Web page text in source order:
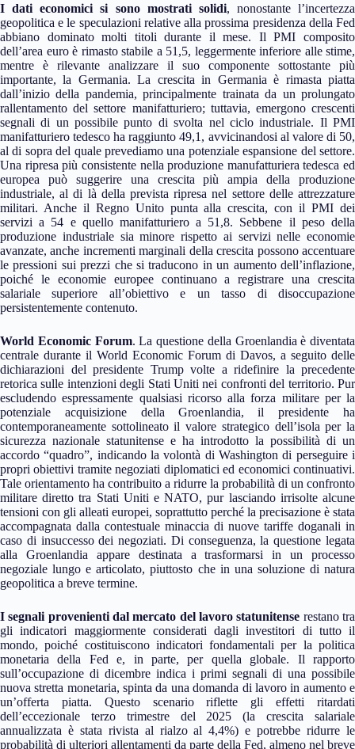
I dati economici si sono mostrati solidi, nonostante l’incertezza
geopolitica e le speculazioni relative alla prossima presidenza della Fed
abbiano dominato molti titoli durante il mese. Il PMI composito
dell’area euro è rimasto stabile a 51,5, leggermente inferiore alle stime,
mentre è rilevante analizzare il suo componente sottostante più
importante, la Germania. La crescita in Germania è rimasta piatta
dall’inizio della pandemia, principalmente trainata da un prolungato
rallentamento del settore manifatturiero; tuttavia, emergono crescenti
segnali di un possibile punto di svolta nel ciclo industriale. Il PMI
manifatturiero tedesco ha raggiunto 49,1, avvicinandosi al valore di 50,
al di sopra del quale prevediamo una potenziale espansione del settore.
Una ripresa più consistente nella produzione manufatturiera tedesca ed
europea può suggerire una crescita più ampia della produzione
industriale, al di là della prevista ripresa nel settore delle attrezzature
militari. Anche il Regno Unito punta alla crescita, con il PMI dei
servizi a 54 e quello manifatturiero a 51,8. Sebbene il peso della
produzione industriale sia minore rispetto ai servizi nelle economie
avanzate, anche incrementi marginali della crescita possono accentuare
le pressioni sui prezzi che si traducono in un aumento dell’inflazione,
poiché le economie europee continuano a registrare una crescita
salariale superiore all’obiettivo e un tasso di disoccupazione
persistentemente contenuto.
World Economic Forum. La questione della Groenlandia è diventata
centrale durante il World Economic Forum di Davos, a seguito delle
dichiarazioni del presidente Trump volte a ridefinire la precedente
retorica sulle intenzioni degli Stati Uniti nei confronti del territorio. Pur
escludendo espressamente qualsiasi ricorso alla forza militare per la
potenziale acquisizione della Groenlandia, il presidente ha
contemporaneamente sottolineato il valore strategico dell’isola per la
sicurezza nazionale statunitense e ha introdotto la possibilità di un
accordo “quadro”, indicando la volontà di Washington di perseguire i
propri obiettivi tramite negoziati diplomatici ed economici continuativi.
Tale orientamento ha contribuito a ridurre la probabilità di un confronto
militare diretto tra Stati Uniti e NATO, pur lasciando irrisolte alcune
tensioni con gli alleati europei, soprattutto perché la precisazione è stata
accompagnata dalla contestuale minaccia di nuove tariffe doganali in
caso di insuccesso dei negoziati. Di conseguenza, la questione legata
alla Groenlandia appare destinata a trasformarsi in un processo
negoziale lungo e articolato, piuttosto che in una soluzione di natura
geopolitica a breve termine.
I segnali provenienti dal mercato del lavoro statunitense restano tra
gli indicatori maggiormente considerati dagli investitori di tutto il
mondo, poiché costituiscono indicatori fondamentali per la politica
monetaria della Fed e, in parte, per quella globale. Il rapporto
sull’occupazione di dicembre indica i primi segnali di una possibile
nuova stretta monetaria, spinta da una domanda di lavoro in aumento e
un’offerta piatta. Questo scenario riflette gli effetti ritardati
dell’eccezionale terzo trimestre del 2025 (la crescita salariale
annualizzata è stata rivista al rialzo al 4,4%) e potrebbe ridurre le
probabilità di ulteriori allentamenti da parte della Fed, almeno nel breve